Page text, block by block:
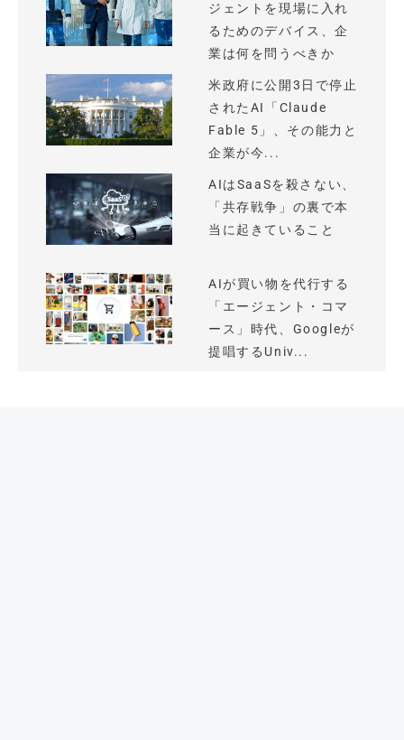
ジェントを現場に入れ
るためのデバイス、企
業は何を問うべきか
米政府に公開3日で停止
されたAI「Claude
Fable 5」、その能力と
企業が今...
AIはSaaSを殺さない、
「共存戦争」の裏で本
当に起きていること
AIが買い物を代行する
「エージェント・コマ
ース」時代、Googleが
提唱するUniv...